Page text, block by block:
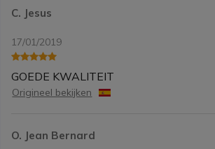
C. Jesus
17/01/2019
GOEDE KWALITEIT
Origineel bekijken
O. Jean Bernard